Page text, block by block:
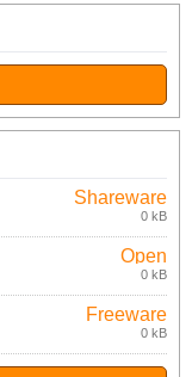
Shareware
0 kB
Open
source
(gpl)
0 kB
Freeware
0 kB